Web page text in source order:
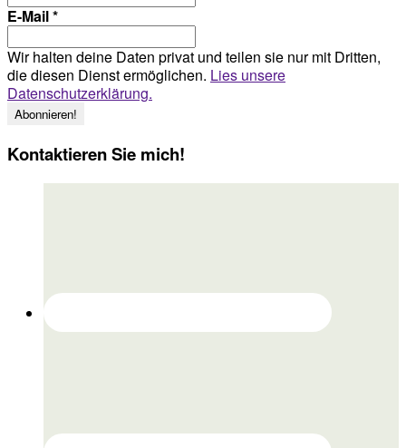
E-Mail*
Wir halten deine Daten privat und teilen sie nur mit Dritten,
die diesen Dienst ermöglichen. Lies unsere
Datenschutzerklärung.
Kontaktieren Sie mich!